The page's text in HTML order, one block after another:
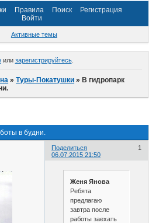
Правила Поиск
Регистрация
Войти
Активные темы
или зарегистрируйтесь.
»Туры-Покатушки »В гидропарк
в будни.
Поделиться
1
06.07.2015 21:50
Женя Янова
Ребята
предлагаю
завтра после
работы заехать